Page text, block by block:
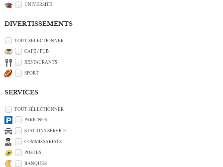
UNIVERSITÉ
DIVERTISSEMENTS
TOUT SÉLECTIONNER
CAFÉ / PUB
RESTAURANTS
SPORT
SERVICES
TOUT SÉLECTIONNER
PARKINGS
STATIONS SERVICE
COMMISSARIATS
POSTES
BANQUES